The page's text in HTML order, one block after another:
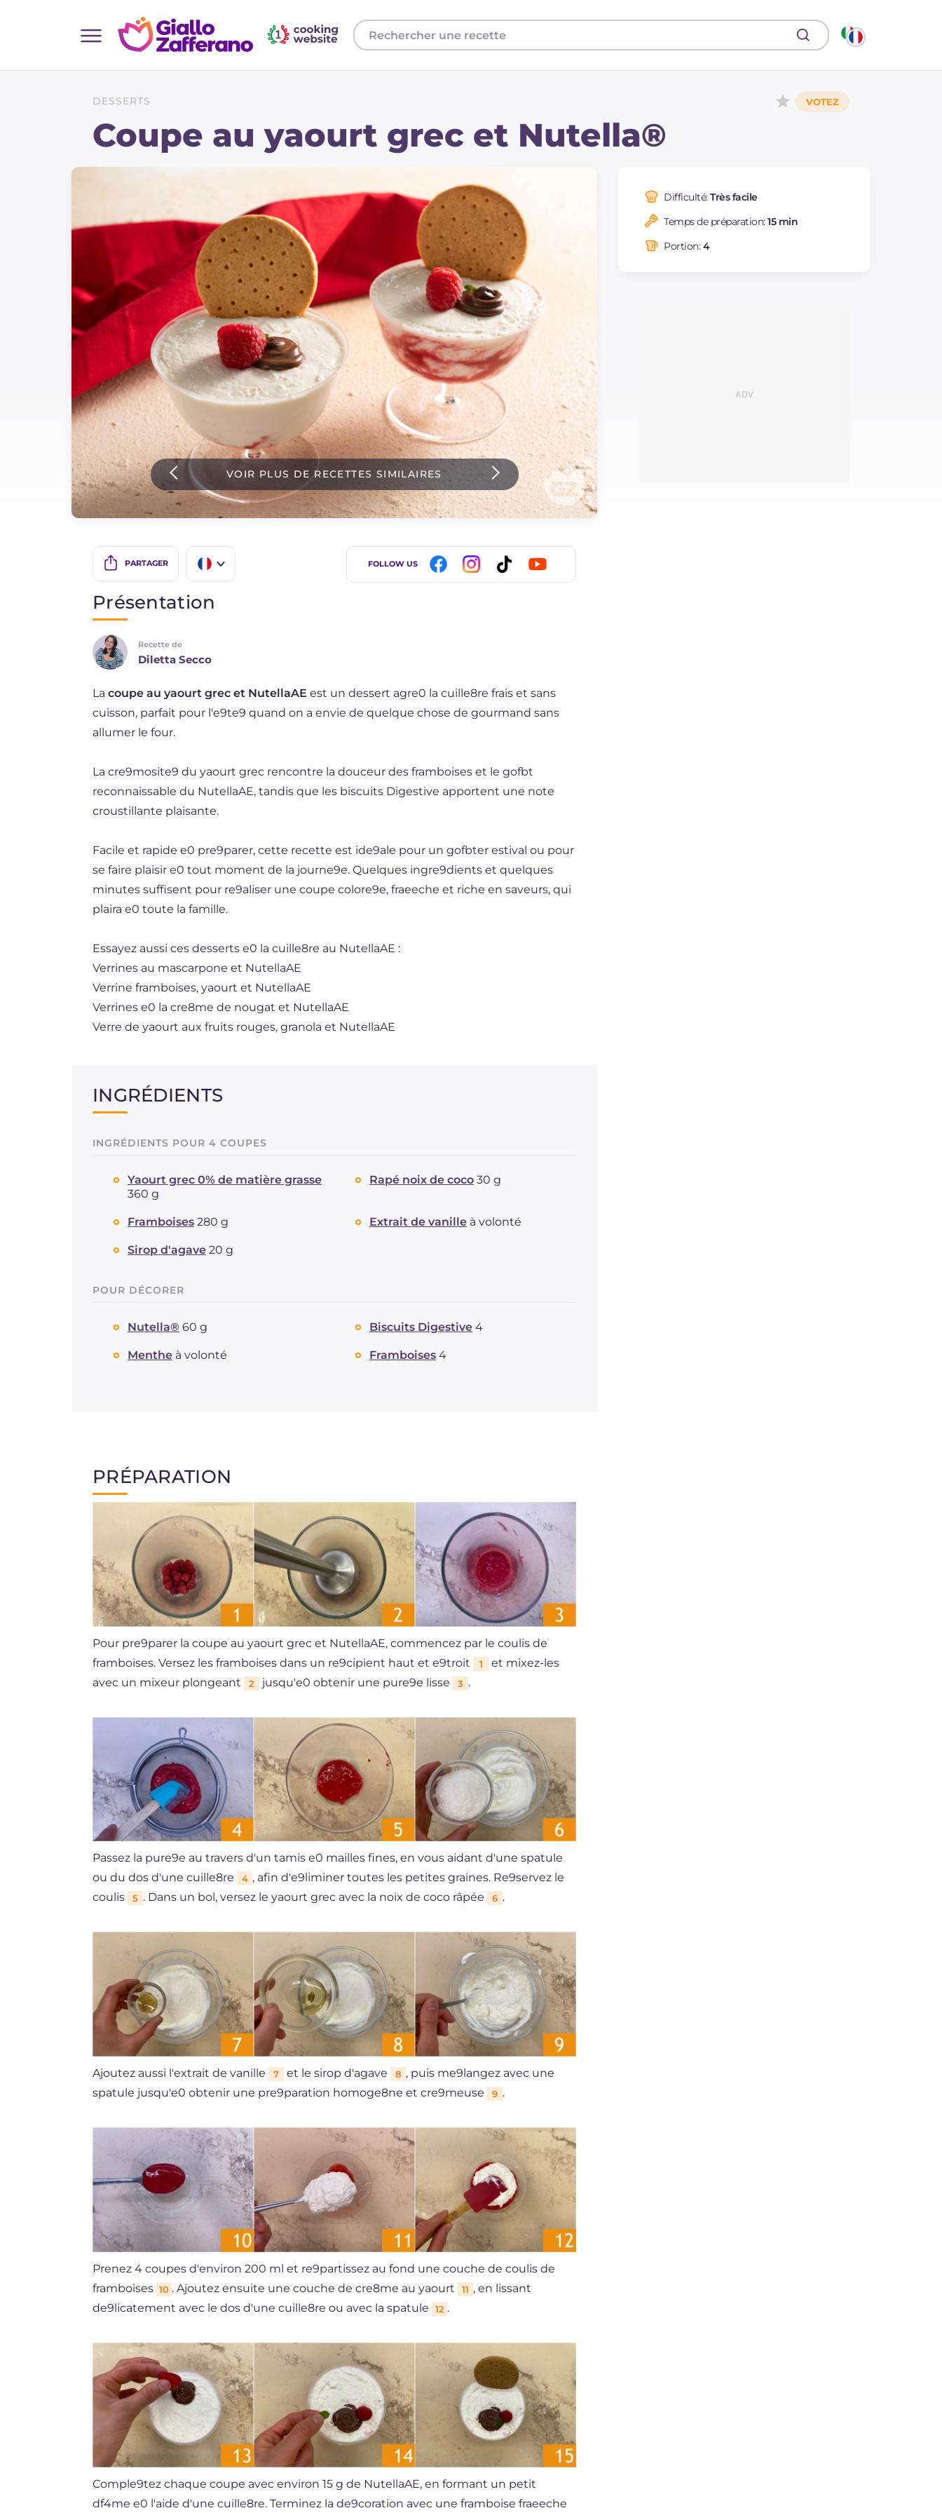
Toutes les recettes
Plats principaux
Accompagnement
Pizzas et focaccia
Gateaux et patisserie
IT Website
Instagram
YouTube
DESSERTS
Coupe au yaourt grec et Nutella®
VOIR PLUS DE RECETTES SIMILAIRES
PARTAGER
NL
FOLLOW US
Difficulté:Très facile
Temps de préparation:15 min
Portion:4
Présentation
Recette de
Diletta Secco
La coupe au yaourt grec et NutellaAE est un dessert agre0 la cuille8re frais et sans
cuisson, parfait pour l'e9te9 quand on a envie de quelque chose de gourmand sans
allumer le four.
La cre9mosite9 du yaourt grec rencontre la douceur des framboises et le gofbt
reconnaissable du NutellaAE, tandis que les biscuits Digestive apportent une note
croustillante plaisante.
Facile et rapide e0 pre9parer, cette recette est ide9ale pour un gofbter estival ou pour
se faire plaisir e0 tout moment de la journe9e. Quelques ingre9dients et quelques
minutes suffisent pour re9aliser une coupe colore9e, fraeeche et riche en saveurs, qui
plaira e0 toute la famille.
Essayez aussi ces desserts e0 la cuille8re au NutellaAE :
Verrines au mascarpone et NutellaAE
Verrine framboises, yaourt et NutellaAE
Verrines e0 la cre8me de nougat et NutellaAE
Verre de yaourt aux fruits rouges, granola et NutellaAE
INGRÉDIENTS
INGRÉDIENTS POUR 4 COUPES
Yaourt grec 0% de matière grasse
360 g
Rapé noix de coco 30 g
Framboises 280 g Extrait de vanille à volonté
Sirop d'agave 20 g
POUR DÉCORER
Nutella® 60 g Biscuits Digestive 4
Menthe à volonté Framboises 4
PRÉPARATION
Pour pre9parer la coupe au yaourt grec et NutellaAE, commencez par le coulis de
framboises. Versez les framboises dans un re9cipient haut et e9troit
1
et mixez-les
avec un mixeur plongeant
2 jusqu'e0 obtenir une pure9e lisse 3 .
Passez la pure9e au travers d'un tamis e0 mailles fines, en vous aidant d'une spatule
ou du dos d'une cuille8re
4 , afin d'e9liminer toutes les petites graines. Re9servez le
coulis
5 . Dans un bol, versez le yaourt grec avec la noix de coco râpée 6 .
Ajoutez aussi l'extrait de vanille 7 et le sirop d'agave 8 , puis me9langez avec une
spatule jusqu'e0 obtenir une pre9paration homoge8ne et cre9meuse
9 .
Prenez 4 coupes d'environ 200 ml et re9partissez au fond une couche de coulis de
framboises 10 . Ajoutez ensuite une couche de cre8me au yaourt 11 , en lissant
de9licatement avec le dos d'une cuille8re ou avec la spatule
12 .
Comple9tez chaque coupe avec environ 15 g de NutellaAE, en formant un petit
df4me e0 l'aide d'une cuille8re. Terminez la de9coration avec une framboise fraeeche